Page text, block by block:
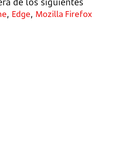
, Edge, Mozilla Firefox